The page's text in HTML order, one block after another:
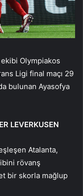
Olympiakos
Ligi final maçı 29
bulunan Ayasofya
LEVERKUSEN
Atalanta,
rövanş
bir skorla mağlup